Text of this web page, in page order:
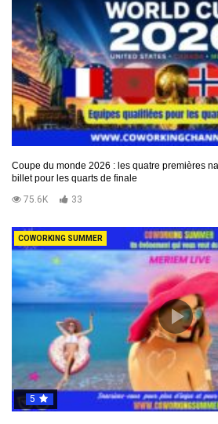
Coupe du monde 2026 : les quatre premières
billet pour les quarts de finale
75.6K
33
COWORKING SUMMER
5